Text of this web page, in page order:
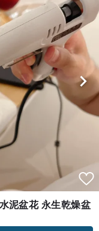
泥盆花 永生乾燥盆